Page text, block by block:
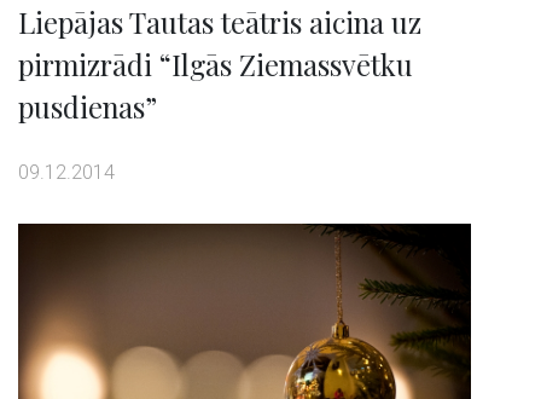
Liepājas Tautas teātris aicina uz
pirmizrādi “Ilgās Ziemassvētku
pusdienas”
09.12.2014